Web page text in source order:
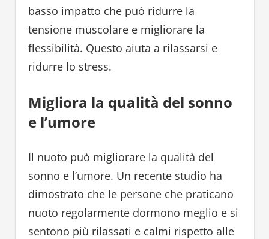
basso impatto che può ridurre la
tensione muscolare e migliorare la
flessibilità. Questo aiuta a rilassarsi e
ridurre lo stress.
Migliora la qualità del sonno
e l’umore
Il nuoto può migliorare la qualità del
sonno e l’umore. Un recente studio ha
dimostrato che le persone che praticano
nuoto regolarmente dormono meglio e si
sentono più rilassati e calmi rispetto alle